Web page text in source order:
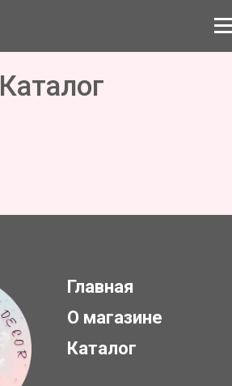
Каталог
Главная
О магазине
Каталог